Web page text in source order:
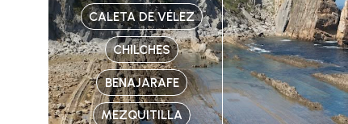
CALETA DE VÉLEZ
CHILCHES
BENAJARAFE
MEZQUITILLA